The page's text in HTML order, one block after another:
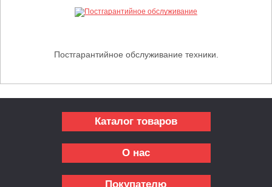
Постгарантийное обслуживание техники.
Каталог товаров
О нас
Покупателю